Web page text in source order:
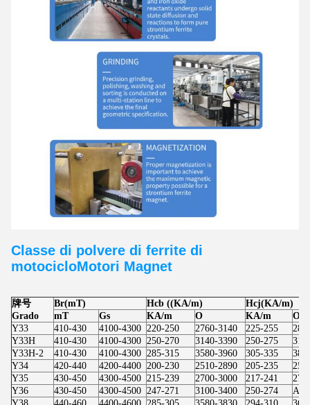
Classe di polvere di ferrite di
motocicloMotori Magnet
牌号
Grado
Br(mT) Hcb ((KA/m)
Hcj(KA/m)
mT
Gs KA/m O KA/m
O
Y33
410-430 4100-4300 220-250 2760-3140 225-255
Y33H
410-430 4100-4300 250-270 3140-3390 250-275
Y33H-2
410-430 4100-4300 285-315 3580-3960 305-335
Y34
420-440 4200-4400 200-230 2510-2890 205-235
Y35
430-450 4300-4500 215-239 2700-3000 217-241
Y36
430-450 4300-4500 247-271 3100-3400 250-274